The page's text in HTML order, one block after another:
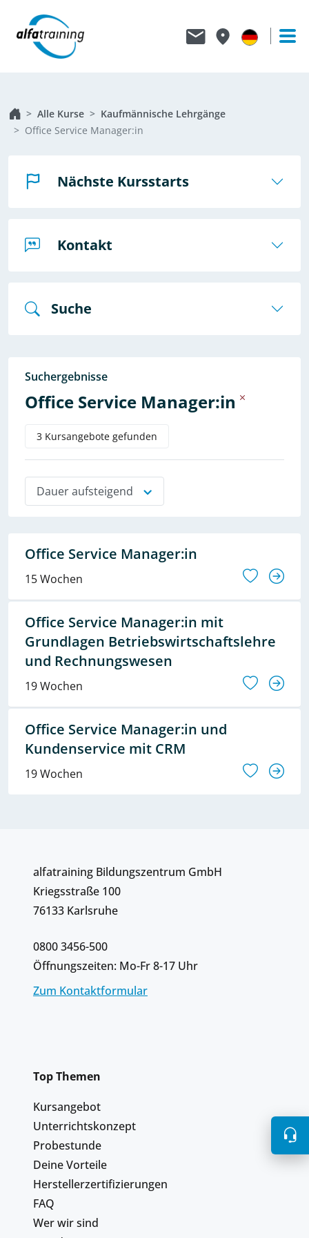
Alle Kurse
Kaufmännische Lehrgänge
Office Service Manager:in
Nächste Kursstarts
Suche
Kontakt
Suchergebnisse
Office Service Manager:in
3 Kursangebote gefunden
Dauer aufsteigend
Office Service Manager:in
15 Wochen
Office Service Manager:in mit
Grundlagen Betriebswirtschaftslehre
und Rechnungswesen
19 Wochen
Office Service Manager:in und
Kundenservice mit CRM
19 Wochen
alfatraining Bildungszentrum GmbH
Kriegsstraße 100
76133 Karlsruhe
0800 3456-500
Öffnungszeiten: Mo-Fr 8-17 Uhr
Zum Kontaktformular
Top Themen
Kursangebot
Unterrichtskonzept
Probestunde
Deine Vorteile
Herstellerzertifizierungen
FAQ
Wer wir sind